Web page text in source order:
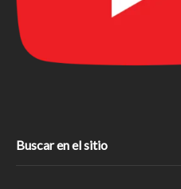
Buscar en el sitio